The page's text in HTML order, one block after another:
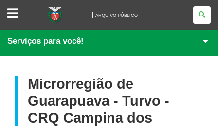
ARQUIVO
PÚBLICO
ARQUIVO PÚBLICO
Serviços para você!
Microrregião de
Guarapuava - Turvo -
CRQ Campina dos